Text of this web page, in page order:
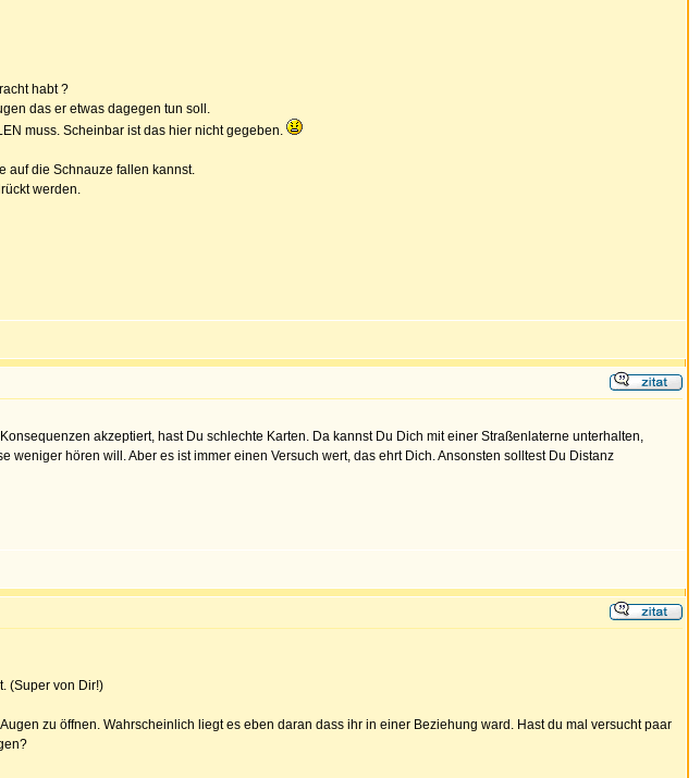
habt ?
das er etwas dagegen tun soll.
muss. Scheinbar ist das hier nicht gegeben.
auf die Schnauze fallen kannst.
werden.
akzeptiert, hast Du schlechte Karten. Da kannst Du Dich mit einer Straßenlaterne unterhalten,
hören will. Aber es ist immer einen Versuch wert, das ehrt Dich. Ansonsten solltest Du Distanz
(Super von Dir!)
zu öffnen. Wahrscheinlich liegt es eben daran dass ihr in einer Beziehung ward. Hast du mal versucht paar